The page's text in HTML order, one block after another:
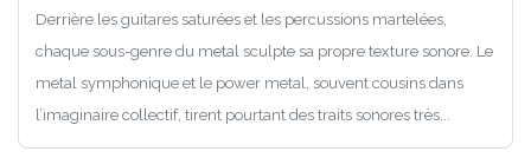
Derrière les guitares saturées et les percussions martelées,
chaque sous-genre du metal sculpte sa propre texture sonore. Le
metal symphonique et le power metal, souvent cousins dans
l’imaginaire collectif, tirent pourtant des traits sonores très...